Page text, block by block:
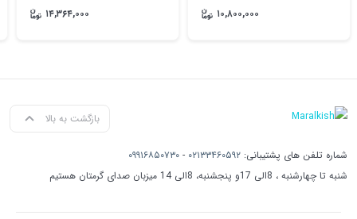
۱۰,۸۰۰,۰۰۰ ۱۴,۳۶۴,۰۰۰
بازگشت به بالا
شماره تلفن های پشتیبانی: ۰۲۱۳۳۴۶۰۵۹۲ - ۰۹۹۱۶۸۵۰۷۳۰
شنبه تا چهارشنبه ، 8الی 17و پنجشنبه، 8الی 14 میزبان صدای گرمتان هستیم